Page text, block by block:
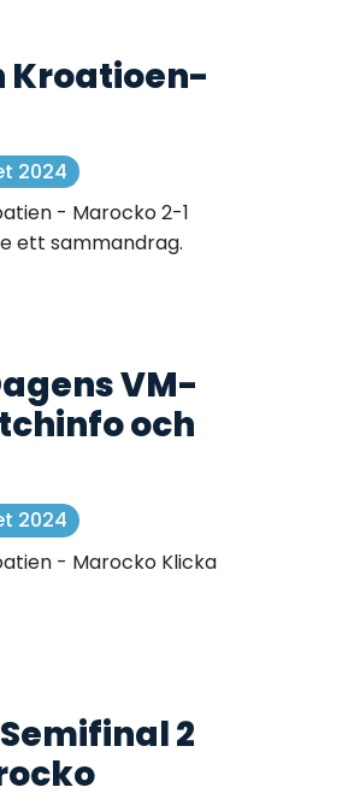
Kroatioen-
2024
- Marocko 2-1
ett sammandrag.
VM-
och
2024
- Marocko Klicka
2